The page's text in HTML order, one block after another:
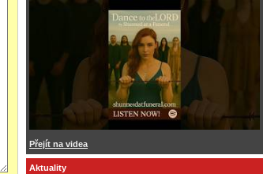
Přejít na videa
Aktuality